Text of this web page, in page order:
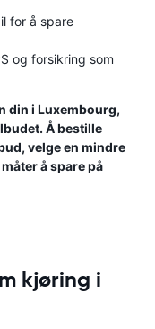
for å spare
og forsikring som
din i Luxembourg,
Å bestille
velge en mindre
å spare på
kjøring i